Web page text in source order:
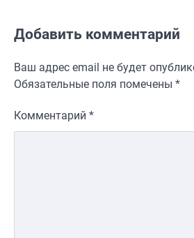
Добавить комментарий
Ваш адрес email не будет
Обязательные поля помечены *
Комментарий *